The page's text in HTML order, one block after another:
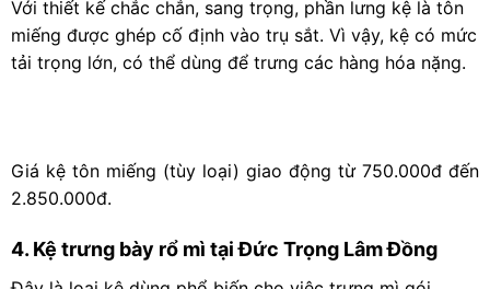
Với thiết kế chắc chắn, sang trọng, phần lưng kệ là tôn
miếng được ghép cố định vào trụ sắt. Vì vậy, kệ có mức
tải trọng lớn, có thể dùng để trưng các hàng hóa nặng.
Giá kệ tôn miếng (tùy loại) giao động từ 750.000đ đến
2.850.000đ.
4. Kệ trưng bày rổ mì tại Đức Trọng Lâm Đồng